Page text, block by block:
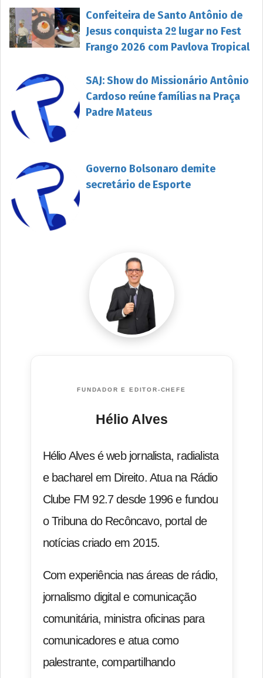
Confeiteira de Santo Antônio de
Jesus conquista 2º lugar no Fest
Frango 2026 com Pavlova Tropical
SAJ: Show do Missionário Antônio
Cardoso reúne famílias na Praça
Padre Mateus
Governo Bolsonaro demite
secretário de Esporte
FUNDADOR E EDITOR-CHEFE
Hélio Alves
Hélio Alves é web jornalista, radialista
e bacharel em Direito. Atua na Rádio
Clube FM 92.7 desde 1996 e fundou
o Tribuna do Recôncavo, portal de
notícias criado em 2015.
Com experiência nas áreas de rádio,
jornalismo digital e comunicação
comunitária, ministra oficinas para
comunicadores e atua como
palestrante, compartilhando